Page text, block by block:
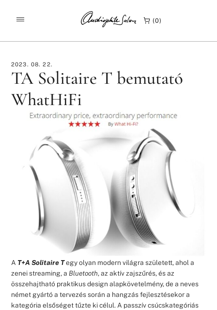
0
KEZDŐLAP TESZTEK
TA SOLITAIRE T BEMUTATÓ WHATHIFI
2023. 08. 22.
TA Solitaire T bemutató
WhatHiFi
A T+A Solitaire Tegy olyan modern világra született, ahol a
zenei streaming, a Bluetooth, az aktív zajszűrés, és az
összehajtható praktikus design alapkövetelmény, de a neves
német gyártó a tervezés során a hangzás fejlesztésekor a
kategória elsőséget tűzte ki célul. A passzív csúcskategóriás